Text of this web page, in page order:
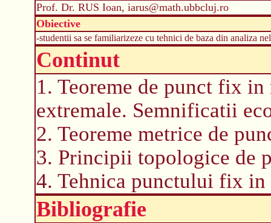
Prof. Dr. RUS Ioan, iarus@math.ubbcluj.ro
Obiective
-studentii sa se familiarizeze cu tehnici de baza din analiza
Continut
1. Teoreme de punct fix
extremale. Semnificatii
2. Teoreme metrice de
3. Principii topologice de
4. Tehnica punctului fix
Bibliografie